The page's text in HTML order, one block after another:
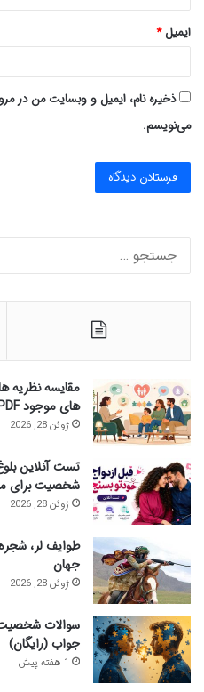
ایمیل*
ذخیره نام، ایمیل و وبسایت من در
می‌نویسم.
مقایسه نظریه
های موجود PDF
ژوئن 28, 2026
شخصیت برای
ژوئن 28, 2026
طوایف لر، شجره
جهان
ژوئن 28, 2026
جواب (رایگان)
1 هفته پیش